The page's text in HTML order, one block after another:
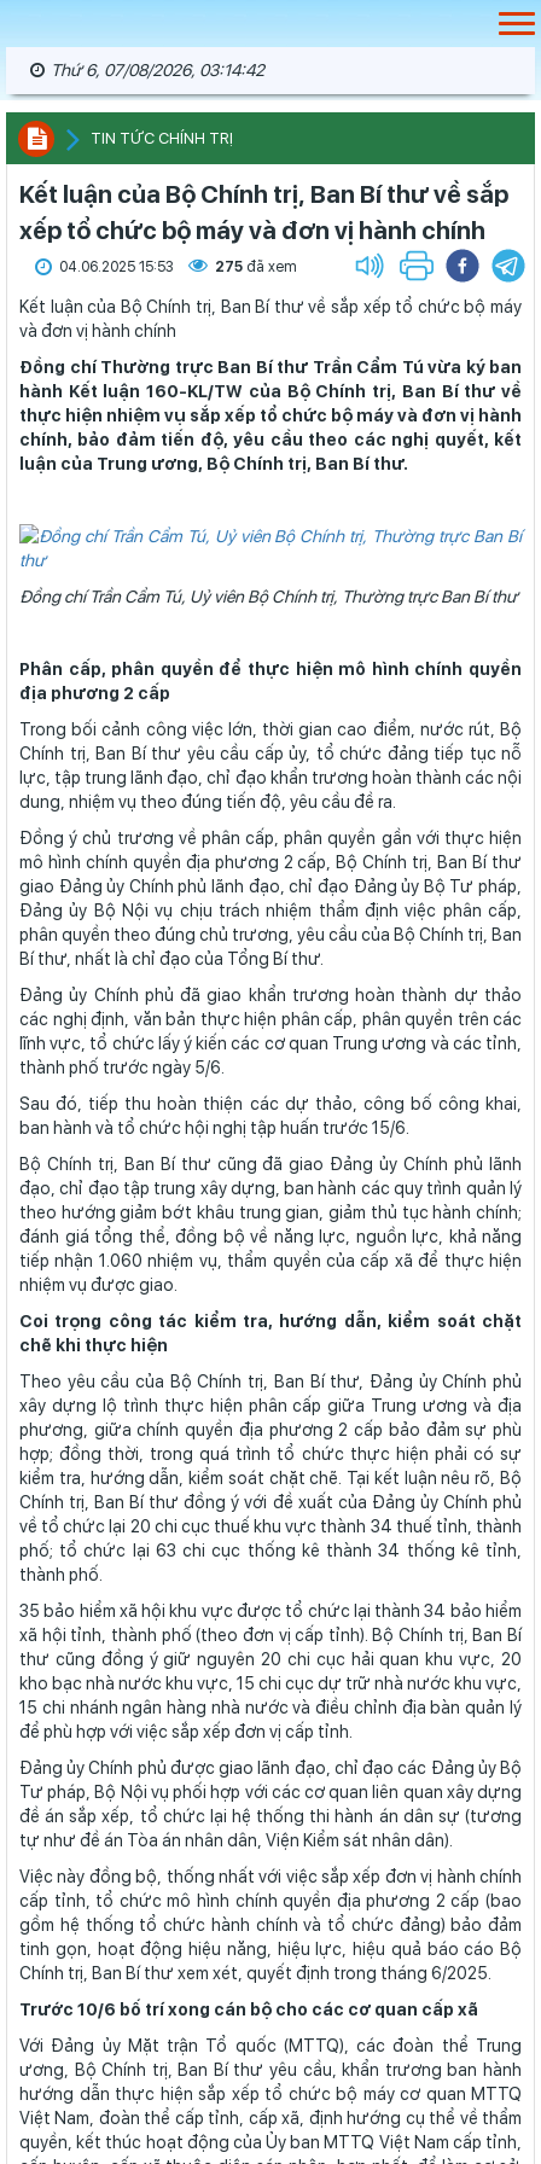
Thứ 6, 07/08/2026, 03:14:43
TIN TỨC CHÍNH TRỊ
Kết luận của Bộ Chính trị, Ban Bí thư về sắp
xếp tổ chức bộ máy và đơn vị hành chính
04.06.2025 15:53 275 đã xem
Kết luận của Bộ Chính trị, Ban Bí thư về sắp xếp tổ chức bộ máy
và đơn vị hành chính
Đồng chí Thường trực Ban Bí thư Trần Cẩm Tú vừa ký ban
hành Kết luận 160-KL/TW của Bộ Chính trị, Ban Bí thư về
thực hiện nhiệm vụ sắp xếp tổ chức bộ máy và đơn vị hành
chính, bảo đảm tiến độ, yêu cầu theo các nghị quyết, kết
luận của Trung ương, Bộ Chính trị, Ban Bí thư.
Đồng chí Trần Cẩm Tú, Uỷ viên Bộ Chính trị, Thường trực Ban Bí thư
Phân cấp, phân quyền để thực hiện mô hình chính quyền
địa phương 2 cấp
Trong bối cảnh công việc lớn, thời gian cao điểm, nước rút, Bộ
Chính trị, Ban Bí thư yêu cầu cấp ủy, tổ chức đảng tiếp tục nỗ
lực, tập trung lãnh đạo, chỉ đạo khẩn trương hoàn thành các nội
dung, nhiệm vụ theo đúng tiến độ, yêu cầu đề ra.
Đồng ý chủ trương về phân cấp, phân quyền gần với thực hiện
mô hình chính quyền địa phương 2 cấp, Bộ Chính trị, Ban Bí thư
giao Đảng ủy Chính phủ lãnh đạo, chỉ đạo Đảng ủy Bộ Tư pháp,
Đảng ủy Bộ Nội vụ chịu trách nhiệm thẩm định việc phân cấp,
phân quyền theo đúng chủ trương, yêu cầu của Bộ Chính trị, Ban
Bí thư, nhất là chỉ đạo của Tổng Bí thư.
Đảng ủy Chính phủ đã giao khẩn trương hoàn thành dự thảo
các nghị định, văn bản thực hiện phân cấp, phân quyền trên các
lĩnh vực, tổ chức lấy ý kiến các cơ quan Trung ương và các tỉnh,
thành phố trước ngày 5/6.
Sau đó, tiếp thu hoàn thiện các dự thảo, công bố công khai,
ban hành và tổ chức hội nghị tập huấn trước 15/6.
Bộ Chính trị, Ban Bí thư cũng đã giao Đảng ủy Chính phủ lãnh
đạo, chỉ đạo tập trung xây dựng, ban hành các quy trình quản lý
theo hướng giảm bớt khâu trung gian, giảm thủ tục hành chính;
đánh giá tổng thể, đồng bộ về năng lực, nguồn lực, khả năng
tiếp nhận 1.060 nhiệm vụ, thẩm quyền của cấp xã để thực hiện
nhiệm vụ được giao.
Coi trọng công tác kiểm tra, hướng dẫn, kiểm soát chặt
chẽ khi thực hiện
Theo yêu cầu của Bộ Chính trị, Ban Bí thư, Đảng ủy Chính phủ
xây dựng lộ trình thực hiện phân cấp giữa Trung ương và địa
phương, giữa chính quyền địa phương 2 cấp bảo đảm sự phù
hợp; đồng thời, trong quá trình tổ chức thực hiện phải có sự
kiểm tra, hướng dẫn, kiểm soát chặt chẽ. Tại kết luận nêu rõ, Bộ
Chính trị, Ban Bí thư đồng ý với đề xuất của Đảng ủy Chính phủ
về tổ chức lại 20 chi cục thuế khu vực thành 34 thuế tỉnh, thành
phố; tổ chức lại 63 chi cục thống kê thành 34 thống kê tỉnh,
thành phố.
35 bảo hiểm xã hội khu vực được tổ chức lại thành 34 bảo hiểm
xã hội tỉnh, thành phố (theo đơn vị cấp tỉnh). Bộ Chính trị, Ban Bí
thư cũng đồng ý giữ nguyên 20 chi cục hải quan khu vực, 20
kho bạc nhà nước khu vực, 15 chi cục dự trữ nhà nước khu vực,
15 chi nhánh ngân hàng nhà nước và điều chỉnh địa bàn quản lý
để phù hợp với việc sắp xếp đơn vị cấp tỉnh.
Đảng ủy Chính phủ được giao lãnh đạo, chỉ đạo các Đảng ủy Bộ
Tư pháp, Bộ Nội vụ phối hợp với các cơ quan liên quan xây dựng
đề án sắp xếp, tổ chức lại hệ thống thi hành án dân sự (tương
tự như đề án Tòa án nhân dân, Viện Kiểm sát nhân dân).
Việc này đồng bộ, thống nhất với việc sắp xếp đơn vị hành chính
cấp tỉnh, tổ chức mô hình chính quyền địa phương 2 cấp (bao
gồm hệ thống tổ chức hành chính và tổ chức đảng) bảo đảm
tinh gọn, hoạt động hiệu năng, hiệu lực, hiệu quả báo cáo Bộ
Chính trị, Ban Bí thư xem xét, quyết định trong tháng 6/2025.
Trước 10/6 bố trí xong cán bộ cho các cơ quan cấp xã
Với Đảng ủy Mặt trận Tổ quốc (MTTQ), các đoàn thể Trung
ương, Bộ Chính trị, Ban Bí thư yêu cầu, khẩn trương ban hành
hướng dẫn thực hiện sắp xếp tổ chức bộ máy cơ quan MTTQ
Việt Nam, đoàn thể cấp tỉnh, cấp xã, định hướng cụ thể về thẩm
quyền, kết thúc hoạt động của Ủy ban MTTQ Việt Nam cấp tỉnh,